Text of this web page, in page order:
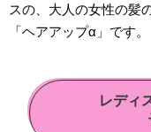
スの、大人の女性の髪
「ヘアアップα」です。
レディ